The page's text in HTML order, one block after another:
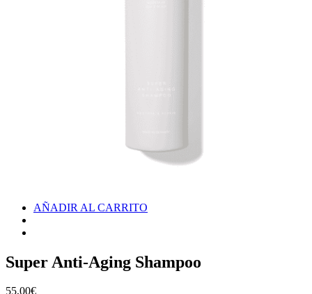
AÑADIR AL CARRITO
Super Anti-Aging Shampoo
55,00€